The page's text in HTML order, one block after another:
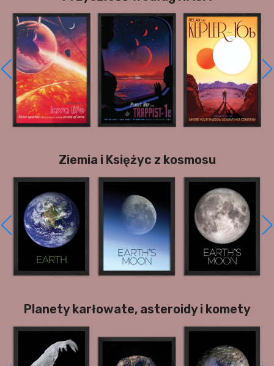
Ziemia i Księżyc z kosmosu
Planety karłowate, asteroidy i komety